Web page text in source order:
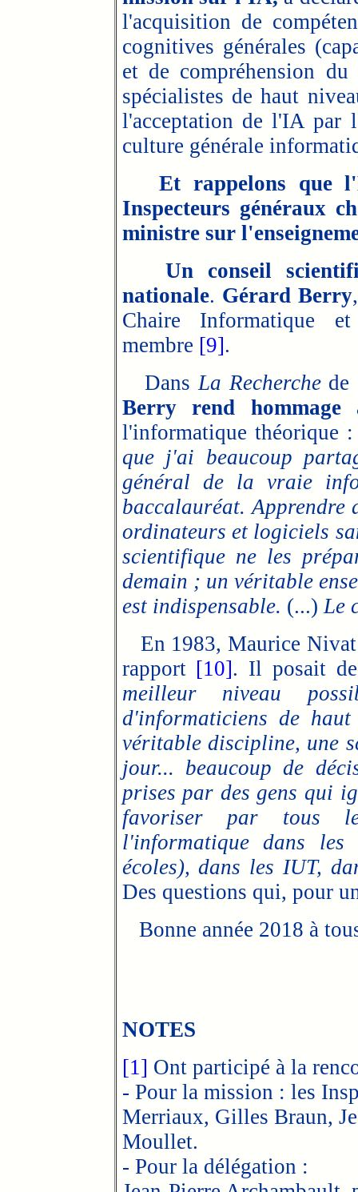
l'acquisition de
cognitives générales
et de compréhension
spécialistes de haut
l'acceptation de l'IA par
culture générale
Et rappelons que
Inspecteurs généraux
ministre sur
Un conseil
nationale. Gérard Berry
Chaire Informatique
membre [9].
DansLa Recherchede
Berry rend
l'informatique théorique
que j'ai beaucoup
général de la vraie
baccalauréat. Apprendre
ordinateurs et logiciels
scientifique ne les
demain ; un véritable
est indispensable. (...) Le
En 1983, Maurice
rapport [10]. Il posait
meilleur niveau
d'informaticiens de
véritable discipline, une
jour... beaucoup de
prises par des gens qui
favoriser par tous
l'informatique dans les
écoles), dans les IUT,
Des questions qui, pour
Bonne année 2018 à
NOTES
[1] Ont participé à la
- Pour la mission : les
Merriaux, Gilles Braun,
Moullet.
- Pour la délégation :